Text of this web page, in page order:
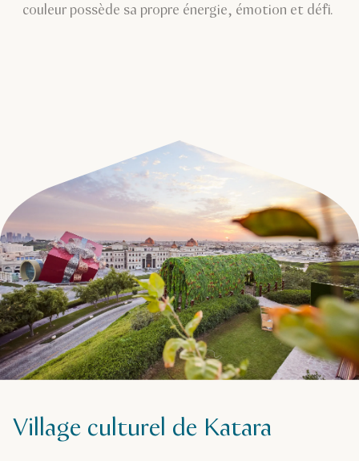
couleur possède sa propre énergie, émotion et défi.
Village culturel de Katara